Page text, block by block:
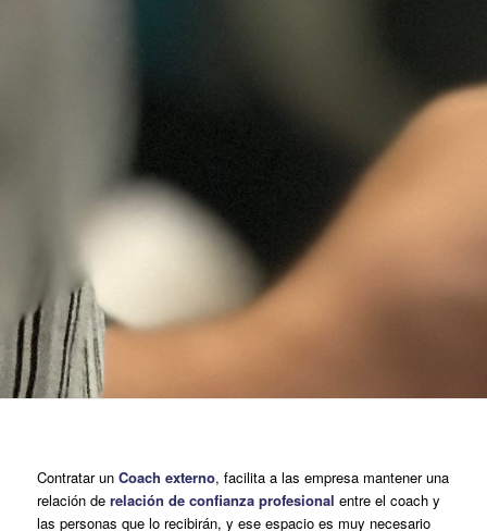
Contratar un Coach externo, facilita a las empresa mantener una
relación de relación de confianza profesional entre el coach y
las personas que lo recibirán, y ese espacio es muy necesario